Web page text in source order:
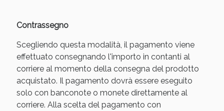
Contrassegno
Scegliendo questa modalità, il pagamento viene
effettuato consegnando l'importo in contanti al
corriere al momento della consegna del prodotto
acquistato. Il pagamento dovrà essere eseguito
solo con banconote o monete direttamente al
corriere. Alla scelta del pagamento con